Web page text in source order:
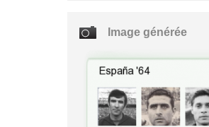
Image générée